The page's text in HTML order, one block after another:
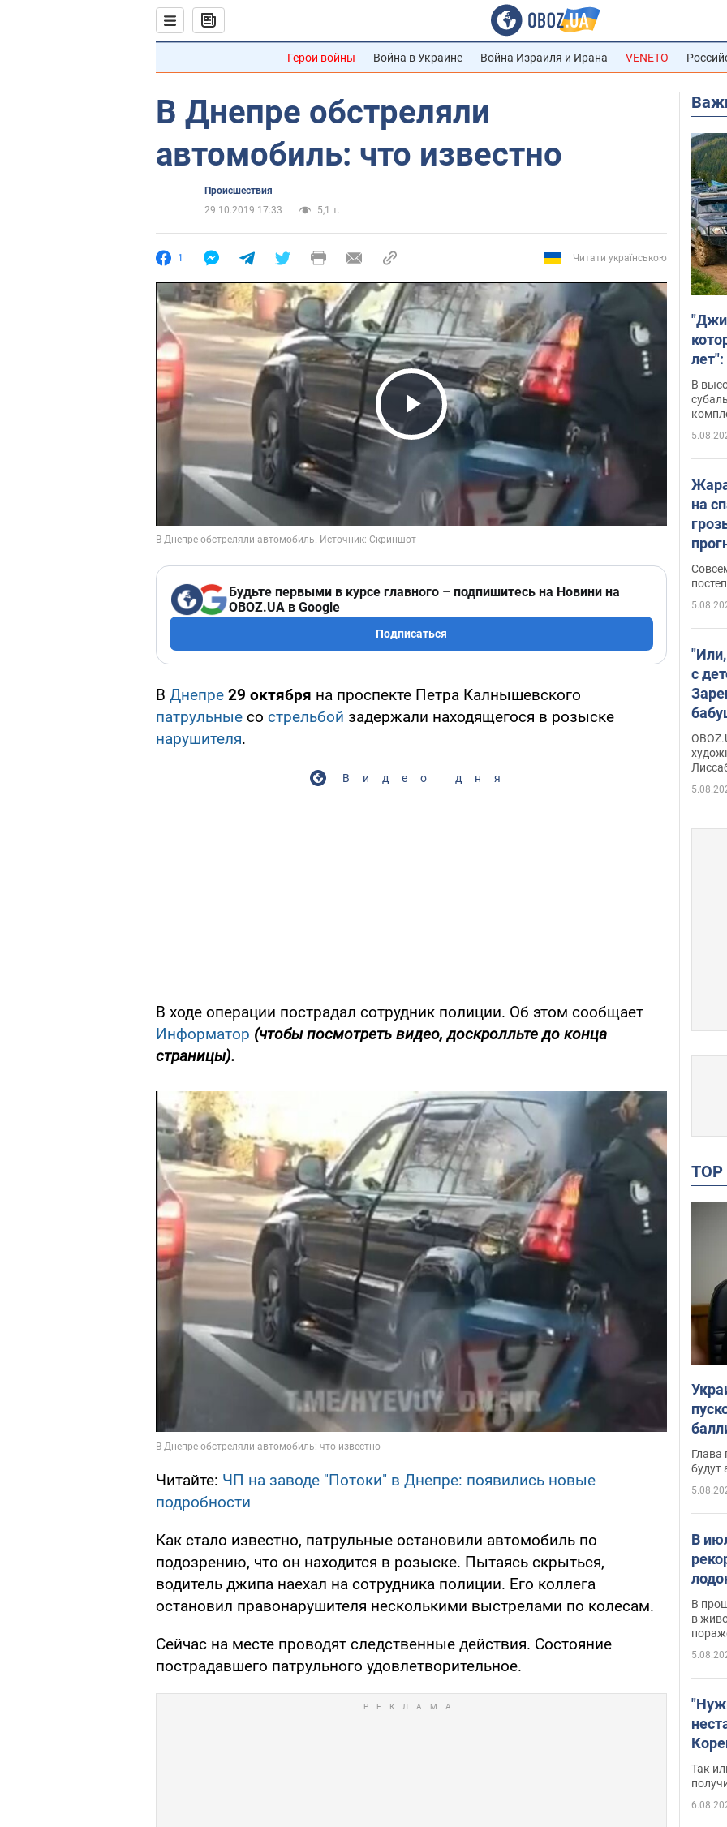
Герои войны Война в Украине Война Израиля и Ирана VENETO
В Днепре обстреляли
автомобиль: что известно
Происшествия
29.10.2019 17:33
5,1 т.
1 Читати українською
Play Video
Будьте первыми в курсе главного – подпишитесь на Новини на
OBOZ.UA в Google
Подписаться
В Днепре 29 октября на проспекте Петра Калнышевского
патрульные со стрельбой задержали находящегося в розыске
нарушителя.
Видео дня
В ходе операции пострадал сотрудник полиции. Об этом сообщает
Информатор (чтобы посмотреть видео, доскролльте до конца
страницы).
Читайте: ЧП на заводе "Потоки" в Днепре: появились новые
подробности
Как стало известно, патрульные остановили автомобиль по
подозрению, что он находится в розыске. Пытаясь скрыться,
водитель джипа наехал на сотрудника полиции. Его коллега
остановил правонарушителя несколькими выстрелами по колесам.
Сейчас на месте проводят следственные действия. Состояние
пострадавшего патрульного удовлетворительное.
В
на
с
сына
Глава
будут
В
В
в
Так